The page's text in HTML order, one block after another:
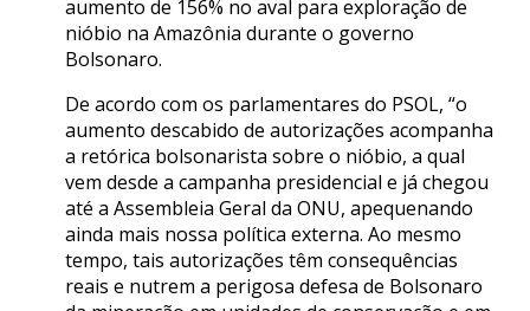
aumento de 156% no aval para exploração de
nióbio na Amazônia durante o governo
Bolsonaro.
De acordo com os parlamentares do PSOL, “o
aumento descabido de autorizações acompanha
a retórica bolsonarista sobre o nióbio, a qual
vem desde a campanha presidencial e já chegou
até a Assembleia Geral da ONU, apequenando
ainda mais nossa política externa. Ao mesmo
tempo, tais autorizações têm consequências
reais e nutrem a perigosa defesa de Bolsonaro